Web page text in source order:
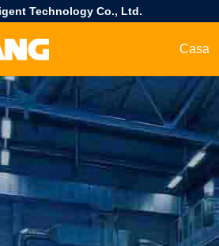
Technology Co., Ltd.
Casa